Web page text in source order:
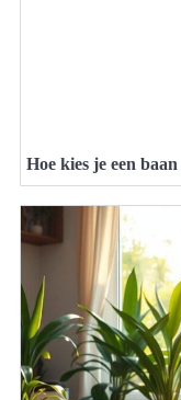
Hoe kies je een